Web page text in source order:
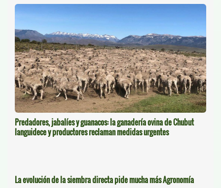
Predadores, jabalíes y guanacos: la ganadería ovina de Chubut
languidece y productores reclaman medidas urgentes
La evolución de la siembra directa pide mucha más Agronomía